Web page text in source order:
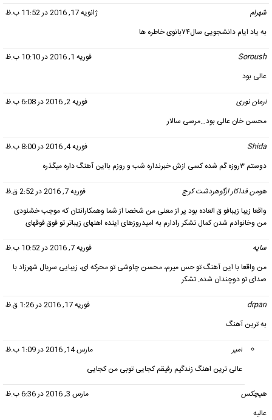
شهرام
ژانویه 17, 2016 در 11:52 ب.ظ
به یاد ایام دانشجویی سال۷۴بانوی خاطره ها
Soroush
فوریه 1, 2016 در 10:10 ب.ظ
عالی بود
ارمان نوری
فوریه 2, 2016 در 6:08 ب.ظ
محسن خان عالی بود…مرسی سالار
Shida
فوریه 4, 2016 در 8:00 ب.ظ
دوستم ۳روزه گم شده کسی ازش خبرنداره شب و روزم بااین آهنگ داره میگذره
هومن فداکار ازگوهردشت کرج
فوریه 7, 2016 در 2:52 ق.ظ
واقعا زیبا زیبافو ق العاده بود پر از معنی من شخصا از شما وهمکارانتان که موجب خشنودی
من وخانوادم شدن کمال تشکر رادارم به امیدروزهای اینده اهنهای زیباتر تو فوق فوقهای
سایه
فوریه 7, 2016 در 10:52 ب.ظ
من واقعا با این آهنگ تو حس میرم، محسن چاوشی تو محرکه ای، زیبایی سریال شهرزاد با
صدای تو دوچندان شده. تشکر
drpari
فوریه 17, 2016 در 1:26 ق.ظ
به ترین آهنگ
امیر
مارس 14, 2016 در 1:09 ب.ظ
عالی ترین اهنگ زندگیم رفیقم کجایی توبی من کجایی
هیچکس
مارس 3, 2016 در 6:36 ب.ظ
عالیه